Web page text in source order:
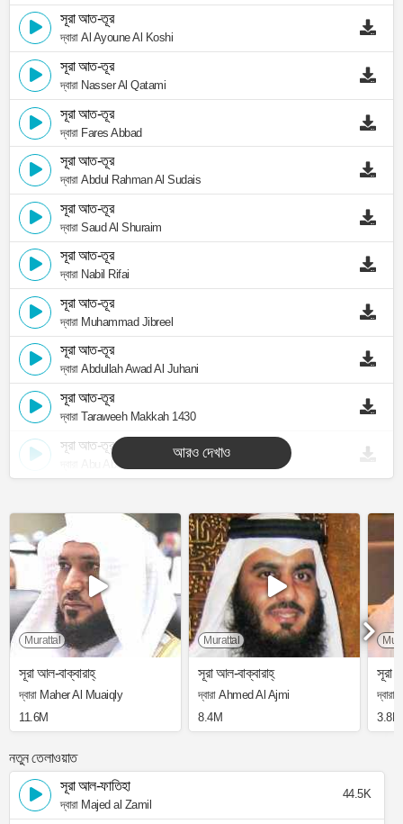
সূরা আত-তূর
দ্বারা Al Ayoune Al Koshi
সূরা আত-তূর
দ্বারা Nasser Al Qatami
সূরা আত-তূর
দ্বারা Fares Abbad
সূরা আত-তূর
দ্বারা Abdul Rahman Al Sudais
সূরা আত-তূর
দ্বারা Saud Al Shuraim
সূরা আত-তূর
দ্বারা Nabil Rifai
সূরা আত-তূর
দ্বারা Muhammad Jibreel
সূরা আত-তূর
দ্বারা Abdullah Awad Al Juhani
সূরা আত-তূর
দ্বারা Taraweeh Makkah 1430
সূরা আত-তূর
দ্বারা Abu Abdullah Al Mudhaffar
আরও দেখাও
Murattal
সূরা আল-বাক্বারাহ্
দ্বারা Maher Al Muaiqly
11.6M
Murattal
সূরা আল-বাক্বারাহ্
দ্বারা Ahmed Al Ajmi
8.4M
সূরা
3.8M
নতুন তেলাওয়াত
সূরা আল-ফাতিহা
দ্বারা Majed al Zamil
44.5K